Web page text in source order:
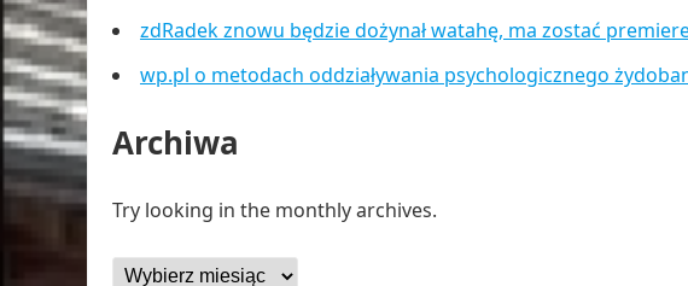
zdRadek znowu będzie dożynał watahę, ma zostać
wp.pl o metodach oddziaływania psychologicznego
Archiwa
Try looking in the monthly archives.
Archiwa